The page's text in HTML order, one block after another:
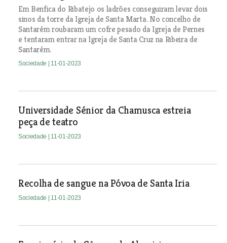
Em Benfica do Ribatejo os ladrões conseguiram levar dois
sinos da torre da Igreja de Santa Marta. No concelho de
Santarém roubaram um cofre pesado da Igreja de Pernes
e tentaram entrar na Igreja de Santa Cruz na Ribeira de
Santarém.
Sociedade | 11-01-2023
Universidade Sénior da Chamusca estreia
peça de teatro
Sociedade | 11-01-2023
Recolha de sangue na Póvoa de Santa Iria
Sociedade | 11-01-2023